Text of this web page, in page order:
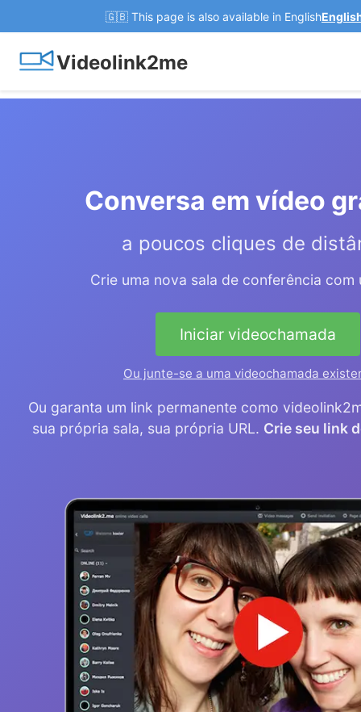
🇬🇧 This page is also available in English
Videolink2me
Conversa em vídeo
a poucos cliques de
Crie uma nova sala de conferência com
Iniciar videochamada
Ou junte-se a uma videochamada
Ou garanta um link permanente como
sua própria sala, sua própria URL. Crie seu link